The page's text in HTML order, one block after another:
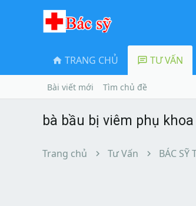
TRANG CHỦ TƯ VẤN
Bài viết mới Tìm chủ đề
bà bầu bị viêm phụ
Trang chủ Tư Vấn BÁC SỸ